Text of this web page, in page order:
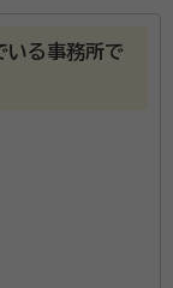
いる事務所で